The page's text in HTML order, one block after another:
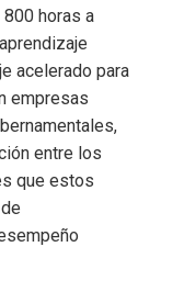
horas a
acelerado para
empresas
entre los
que estos